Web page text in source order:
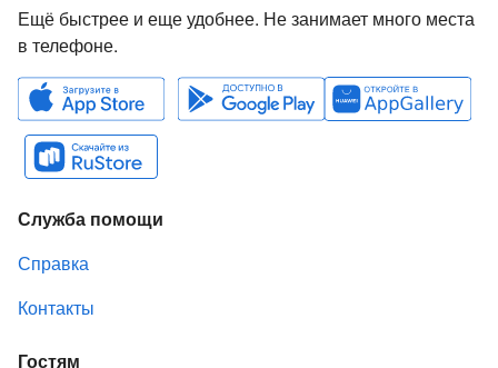
Ещё быстрее и еще удобнее. Не занимает много места
в телефоне.
Служба помощи
Справка
Контакты
Гостям